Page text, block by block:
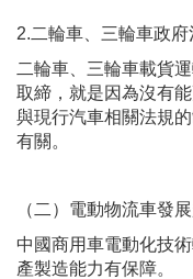
2.二輪車、三輪車政
二輪車、三輪車載貨
取締，就是因為沒有
與現行汽車相關法規
有關。
（二）電動物流車發
中國商用車電動化技
產製造能力有保障。